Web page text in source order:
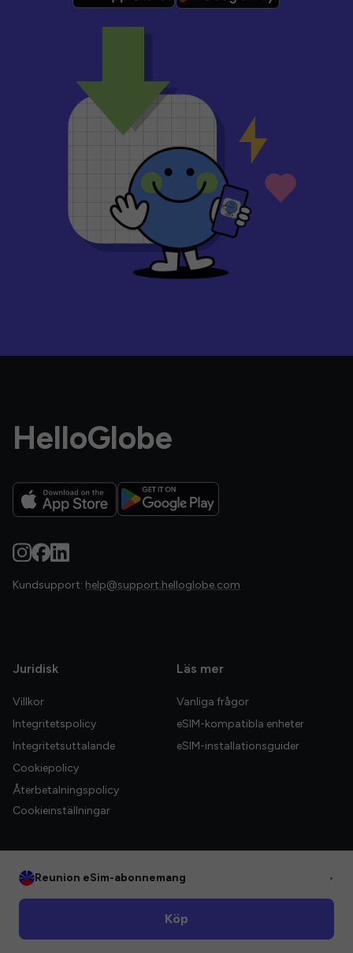
HelloGlobe
Kundsupport: help@support.helloglobe.com
Juridisk
Villkor
Integritetspolicy
Integritetsuttalande
Cookiepolicy
Återbetalningspolicy
Cookieinställningar
Läs mer
Vanliga frågor
eSIM-kompatibla enheter
eSIM-installationsguider
Reunion eSim-abonnemang •
Köp